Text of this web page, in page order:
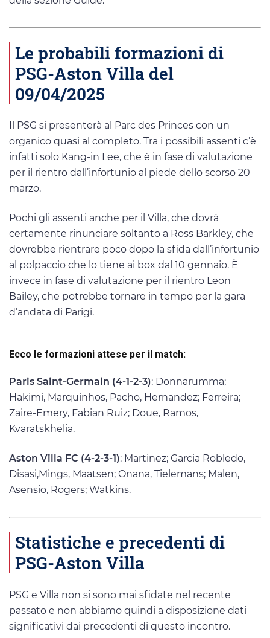
Le probabili formazioni di
PSG-Aston Villa del
09/04/2025
Il PSG si presenterà al Parc des Princes con un
organico quasi al completo. Tra i possibili assenti c’è
infatti solo Kang-in Lee, che è in fase di valutazione
per il rientro dall’infortunio al piede dello scorso 20
marzo.
Pochi gli assenti anche per il Villa, che dovrà
certamente rinunciare soltanto a Ross Barkley, che
dovrebbe rientrare poco dopo la sfida dall’infortunio
al polpaccio che lo tiene ai box dal 10 gennaio. È
invece in fase di valutazione per il rientro Leon
Bailey, che potrebbe tornare in tempo per la gara
d’andata di Parigi.
Ecco le formazioni attese per il match:
Paris Saint-Germain (4-1-2-3): Donnarumma;
Hakimi, Marquinhos, Pacho, Hernandez; Ferreira;
Zaire-Emery, Fabian Ruiz; Doue, Ramos,
Kvaratskhelia.
Aston Villa FC (4-2-3-1): Martinez; Garcia Robledo,
Disasi,Mings, Maatsen; Onana, Tielemans; Malen,
Asensio, Rogers; Watkins.
Statistiche e precedenti di
PSG-Aston Villa
PSG e Villa non si sono mai sfidate nel recente
passato e non abbiamo quindi a disposizione dati
significativi dai precedenti di questo incontro.